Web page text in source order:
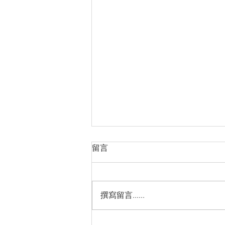
感覺統合是什麼？
所有進入大腦的感覺資訊，依目的
大腦中的感覺資訊，或解釋為在成
長中大腦與身體取得協調的學習過
留言
撰寫留言......